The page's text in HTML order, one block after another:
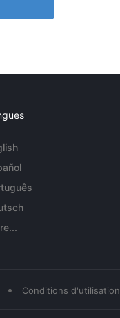
• Conditions d'utilisation